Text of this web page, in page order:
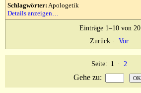
Schlagwörter: Apologetik
Details anzeigen…
Einträge 1–10 von 20
Zurück· Vor
Seite: 1 · 2
Gehe zu: